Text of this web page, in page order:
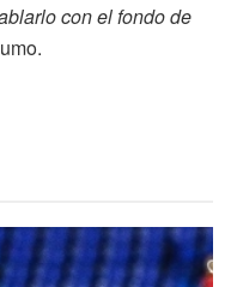
con el fondo de